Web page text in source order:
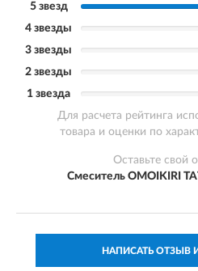
5 звезд
4 звезды
3 звезды
2 звезды
1 звезда
Для расчета рейтинга
товара и оценки по
Оставьте свой
Смеситель OMOIKIRI
НАПИСАТЬ ОТЗЫВ